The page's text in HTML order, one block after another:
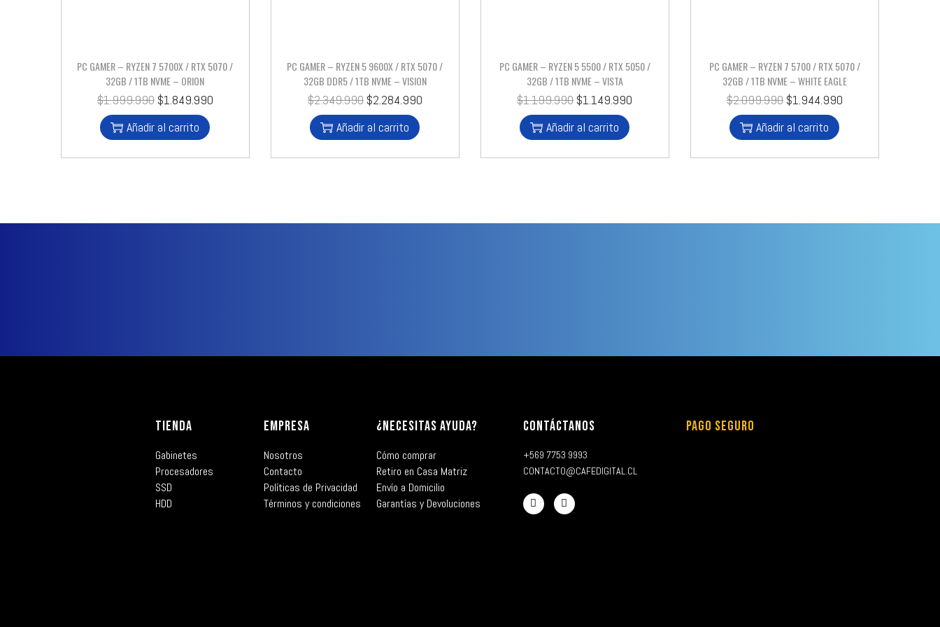
PC GAMER – RYZEN 7 5700X / RTX 5070 /
32GB / 1TB NVME – ORION
$1.999.990 $1.849.990
Añadir al carrito
PC GAMER – RYZEN 5 9600X / RTX 5070 /
32GB DDR5 / 1TB NVME – VISION
$2.349.990 $2.284.990
Añadir al carrito
PC GAMER – RYZEN 5 5500 / RTX 5050 /
32GB / 1TB NVME – VISTA
$1.199.990$1.149.990
Añadir al carrito
PC GAMER – RYZEN 7 5700 / RTX 5070 /
32GB / 1TB NVME – WHITE EAGLE
$2.099.990 $1.944.990
Añadir al carrito
TIENDA
Gabinetes
Procesadores
SSD
HDD
EMPRESA
Nosotros
Contacto
Políticas de Privacidad
Términos y condiciones
¿NECESITAS AYUDA?
Cómo comprar
Retiro en Casa Matriz
Envío a Domicilio
Garantías y Devoluciones
CONTÁCTANOS
+569 7753 9993
CONTACTO@CAFEDIGITAL.CL
PAGO SEGURO